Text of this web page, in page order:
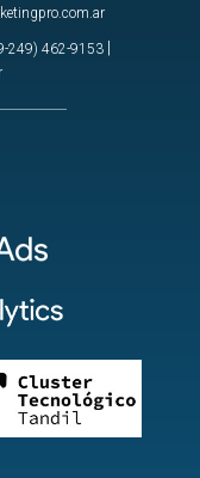
249) 462-9153|